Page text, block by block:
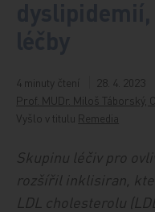
4 minuty čtení
28. 4. 2023
Prof. MUDr. Miloš Táborský,
Vyšlo v titulu Remedia
Skupinu léčiv pro
rozšířil inklisiran,
LDL cholesterolu